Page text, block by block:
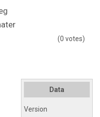
(0 votes)
Data
Version